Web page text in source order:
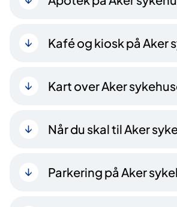
Kafé og kiosk på Aker
Kart over Aker
Når du skal til Aker
Parkering på Aker